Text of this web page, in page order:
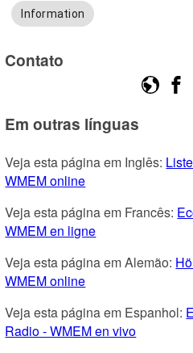
Information
Contato
Em outras línguas
Veja esta página em Inglês:
WMEM online
Veja esta página em Francês:
WMEM en ligne
Veja esta página em Alemão:
WMEM online
Veja esta página em Espanhol:
Radio - WMEM en vivo